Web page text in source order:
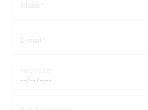
Mobil
E-mail